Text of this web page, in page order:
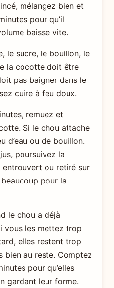
mélangez bien et
pour qu’il
baisse vite.
le sucre, le bouillon, le
la cocotte doit être
pas baigner dans le
cuire à feu doux.
remuez et
Si le chou attache
d’eau ou de bouillon.
poursuivez la
entrouvert ou retiré sur
pour la
le chou a déjà
vous les mettez trop
elles restent trop
bien au reste. Comptez
pour qu’elles
gardant leur forme.